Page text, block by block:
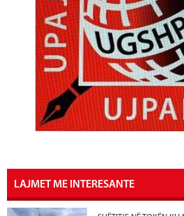
LAJMET ME INTERESANTE